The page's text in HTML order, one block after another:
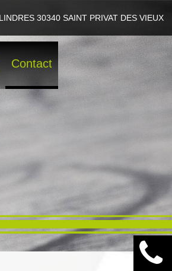
30340 SAINT PRIVAT DES VIEUX
Contact